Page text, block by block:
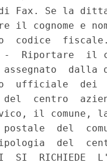
Fax. Se la
cognome e
fiscale.
-  Riportare  il
dalla
ufficiale  dei
centro
il comune,
del
del
RICHIEDE